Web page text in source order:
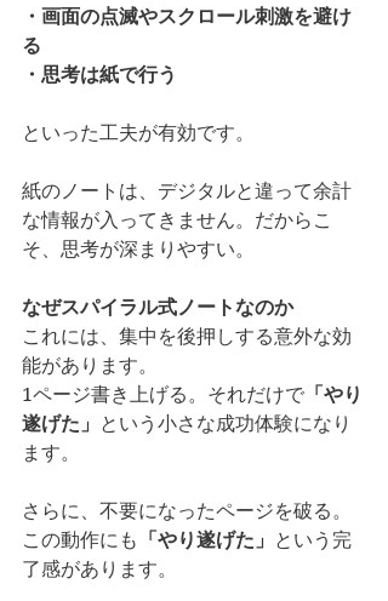
・画面の点滅やスクロール刺激を避け
る
・思考は紙で行う
といった工夫が有効です。
紙のノートは、デジタルと違って余計
な情報が入ってきません。だからこ
そ、思考が深まりやすい。
なぜスパイラル式ノートなのか
これには、集中を後押しする意外な効
能があります。
1ページ書き上げる。それだけで 「やり
遂げた」 という小さな成功体験になり
ます。
さらに、不要になったページを破る。
この動作にも 「やり遂げた」 という完
了感があります。